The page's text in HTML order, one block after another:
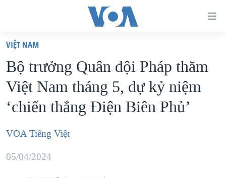
truy
cập
Tới
nội
chính
điều
VIỆT NAM
HOA KỲ
BIỂN ĐÔNG
THẾ GIỚI
DIỄN ĐÀN
VIỆT NAM
Bộ trưởng Quân đội Pháp thăm
Việt Nam tháng 5, dự kỷ niệm
‘chiến thắng Điện Biên Phủ’
VOA Tiếng Việt
05/04/2024